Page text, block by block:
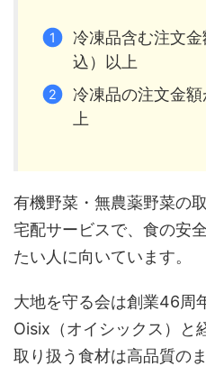
冷凍品含む注文
込）以上
冷凍品の注文金
上
有機野菜・無農薬野菜の
宅配サービスで、食の安
たい人に向いています。
大地を守る会は創業46周
Oisix（オイシックス）と
取り扱う食材は高品質のま